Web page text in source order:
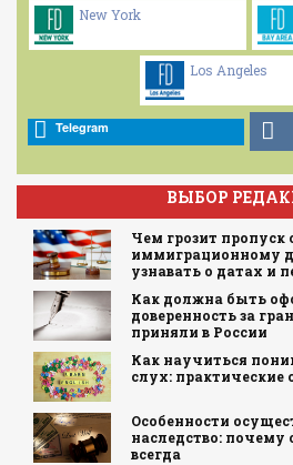
New York
Los Angeles
Telegram
ВЫБОР
Чем грозит пропуск
иммиграционному
узнавать о датах и
Как должна быть
доверенность за
приняли в России
Как научиться
слух: практические
Особенности
наследство: почему
всегда